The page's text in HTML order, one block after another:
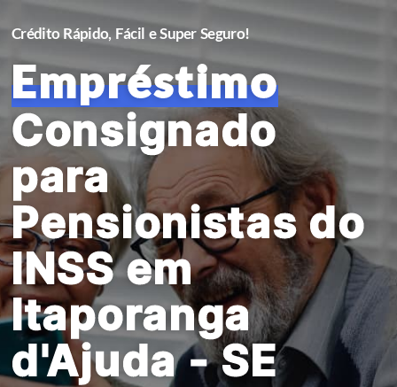
Crédito Rápido, Fácil e Super Seguro!
Empréstimo
Consignado
para
Pensionistas do
INSS em
Itaporanga
d'Ajuda - SE